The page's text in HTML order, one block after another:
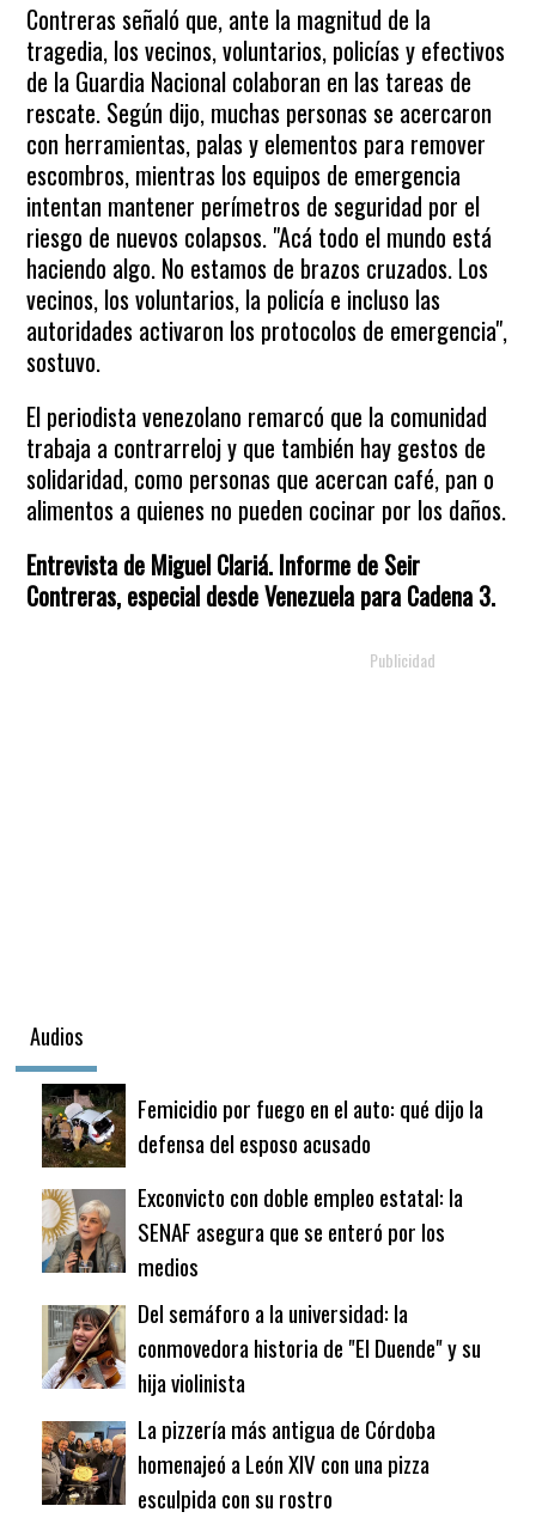
Contreras señaló que, ante la magnitud de la
tragedia, los vecinos, voluntarios, policías y efectivos
de la Guardia Nacional colaboran en las tareas de
rescate. Según dijo, muchas personas se acercaron
con herramientas, palas y elementos para remover
escombros, mientras los equipos de emergencia
intentan mantener perímetros de seguridad por el
riesgo de nuevos colapsos. "Acá todo el mundo está
haciendo algo. No estamos de brazos cruzados. Los
vecinos, los voluntarios, la policía e incluso las
autoridades activaron los protocolos de emergencia",
sostuvo.
El periodista venezolano remarcó que la comunidad
trabaja a contrarreloj y que también hay gestos de
solidaridad, como personas que acercan café, pan o
alimentos a quienes no pueden cocinar por los daños.
Entrevista de Miguel Clariá. Informe de Seir
Contreras, especial desde Venezuela para Cadena 3.
Audios
Femicidio por fuego en el auto: qué dijo la
defensa del esposo acusado
Exconvicto con doble empleo estatal: la
SENAF asegura que se enteró por los
medios
Del semáforo a la universidad: la
conmovedora historia de "El Duende" y su
hija violinista
La pizzería más antigua de Córdoba
homenajeó a León XIV con una pizza
esculpida con su rostro